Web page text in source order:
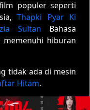
populer seperti
Thapki Pyar Ki
Sultan Bahasa
memenuhi hiburan
tidak ada di mesin
Hitam.